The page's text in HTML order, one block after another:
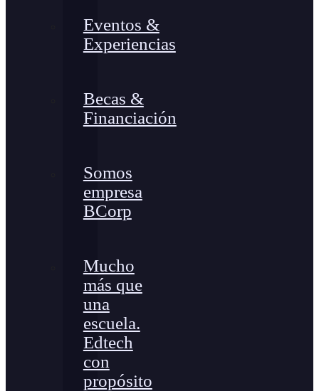
Eventos &
Experiencias
Becas &
Financiación
Somos
empresa
BCorp
Mucho
más que
una
escuela.
Edtech
con
propósito